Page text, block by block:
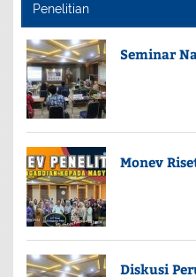
Penelitian
Seminar
Monev
Diskusi